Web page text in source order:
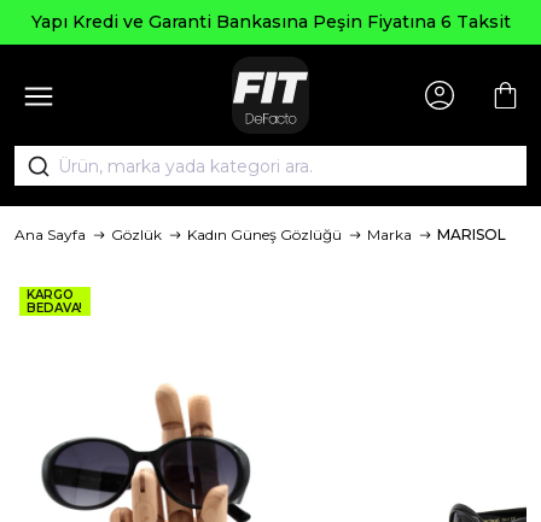
Yapı Kredi ve Garanti Bankasına Peşin Fiyatına 6 Taksit
Ana Sayfa Gözlük Kadın Güneş Gözlüğü Marka MARISOL
KARGO
BEDAVA!